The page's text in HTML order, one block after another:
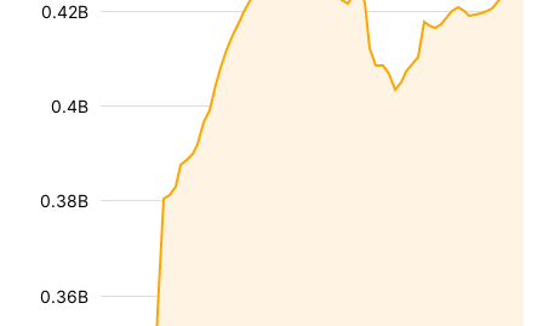
0.36B
0.38B
0.4B
0.42B